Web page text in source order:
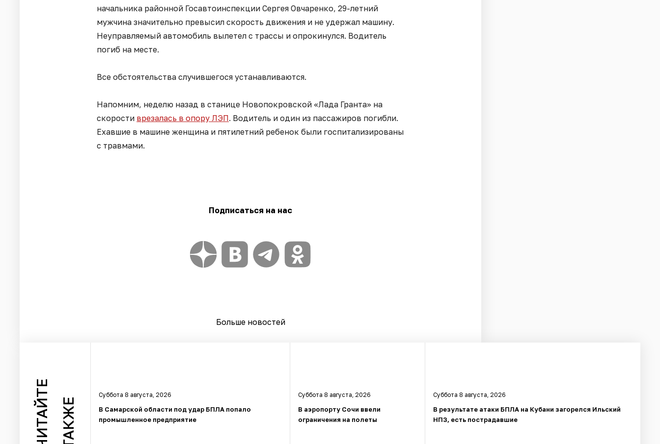
начальника районной Госавтоинспекции Сергея Овчаренко, 29-летний
мужчина значительно превысил скорость движения и не удержал машину.
Неуправляемый автомобиль вылетел с трассы и опрокинулся. Водитель
погиб на месте.
Все обстоятельства случившегося устанавливаются.
Напомним, неделю назад в станице Новопокровской «Лада Гранта» на
скорости врезалась в опору ЛЭП. Водитель и один из пассажиров погибли.
Ехавшие в машине женщина и пятилетний ребенок были госпитализированы
с травмами.
Подписаться на нас
Больше новостей
ЧИТАЙТЕ ТАКЖЕ
Суббота 8 августа, 2026
В Самарской области под удар БПЛА попало
промышленное предприятие
Суббота 8 августа, 2026
В аэропорту Сочи ввели
ограничения на полеты
Суббота 8 августа, 2026
В результате атаки БПЛА на Кубани загорелся Ильский
НПЗ, есть пострадавшие